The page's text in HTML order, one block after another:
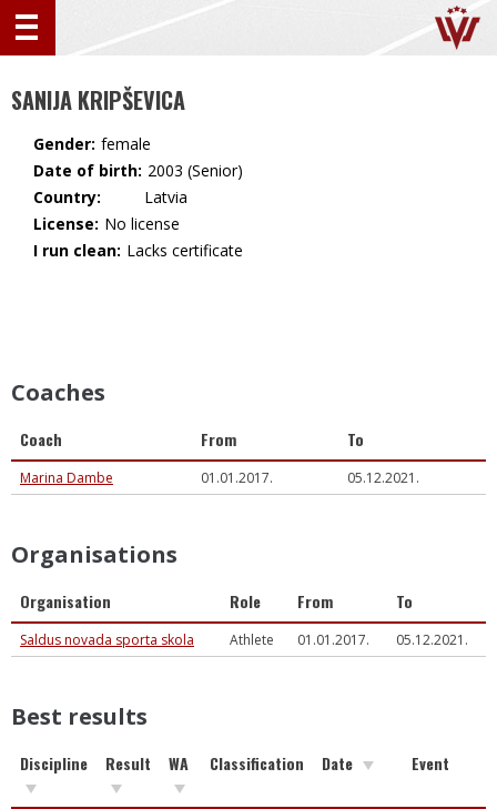
SANIJA KRIPŠEVICA
Gender: female
Date of birth: 2003 (Senior)
Country:
🇱🇻 Latvia
License: No license
I run clean: Lacks certificate
Coaches
Coach From To
Marina Dambe 01.01.2017. 05.12.2021.
Organisations
Organisation Role From To
Saldus novada sporta skola Athlete 01.01.2017. 05.12.2021.
Best results
Discipline Result WA Classification Date Event